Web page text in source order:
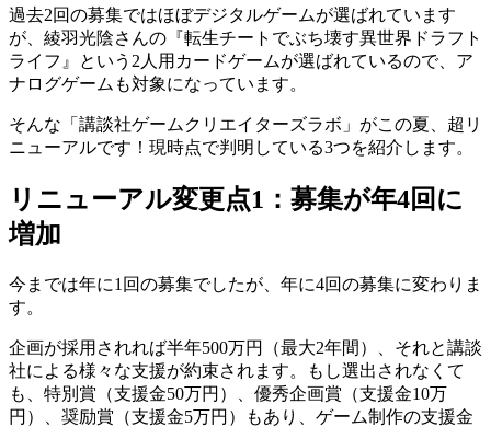
過去2回の募集ではほぼデジタルゲームが選ばれています
が、綾羽光陰さんの『転生チートでぶち壊す異世界ドラフト
ライフ』という2人用カードゲームが選ばれているので、ア
ナログゲームも対象になっています。
そんな「講談社ゲームクリエイターズラボ」がこの夏、超リ
ニューアルです！現時点で判明している3つを紹介します。
リニューアル変更点1：募集が年4回に
増加
今までは年に1回の募集でしたが、年に4回の募集に変わりま
す。
企画が採用されれば半年500万円（最大2年間）、それと講談
社による様々な支援が約束されます。もし選出されなくて
も、特別賞（支援金50万円）、優秀企画賞（支援金10万
円）、奨励賞（支援金5万円）もあり、ゲーム制作の支援金